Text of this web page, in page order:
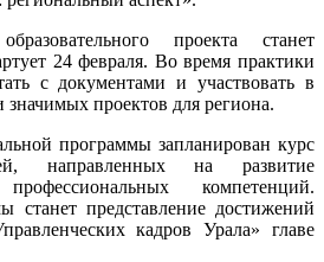
проекта станет
24 февраля. Во время практики
с документами и участвовать в
значимых проектов для региона.
программы запланирован курс
направленных на развитие
компетенций.
станет представление достижений
кадров Урала» главе